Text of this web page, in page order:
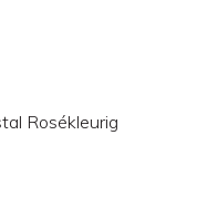
Rosékleurig